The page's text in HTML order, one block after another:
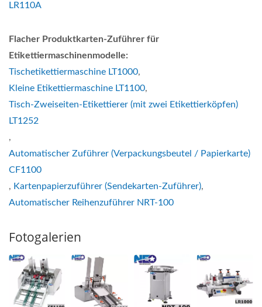
LR110A
Flacher Produktkarten-Zuführer für
Etikettiermaschinenmodelle:
Tischetikettiermaschine LT1000,
Kleine Etikettiermaschine LT1100,
Tisch-Zweiseiten-Etikettierer (mit zwei Etikettierköpfen)
LT1252
,
Automatischer Zuführer (Verpackungsbeutel / Papierkarte)
CF1100
, Kartenpapierzuführer (Sendekarten-Zuführer),
Automatischer Reihenzuführer NRT-100
Fotogalerien